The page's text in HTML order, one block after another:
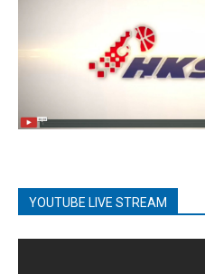
YOUTUBE LIVE STREAM